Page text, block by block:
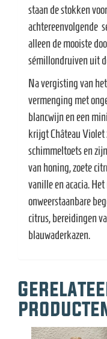
staan de stokken
achtereenvolgende
alleen de mooiste
sémillondruiven uit
Na vergisting van
vermenging met
blancwijn en een
krijgt Château
schimmeltoets en
van honing, zoete
vanille en acacia.
onweerstaanbare
citrus, bereidingen
blauwaderkazen.